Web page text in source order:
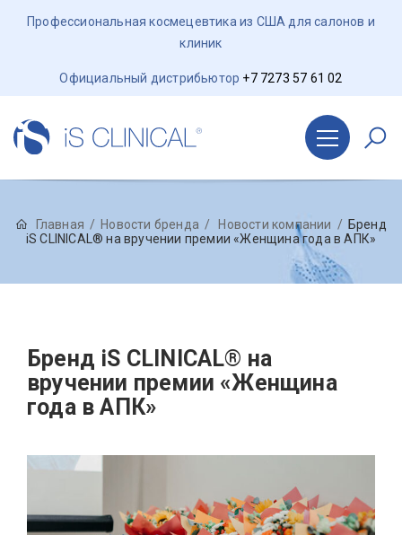
Профессиональная космецевтика из США для салонов и
клиник
Официальный дистрибьютор +7 7273 57 61 02
Главная Новости бренда Новости компании
Бренд
iS CLINICAL® на вручении премии «Женщина года в АПК»
Бренд iS CLINICAL® на
вручении премии «Женщина
года в АПК»